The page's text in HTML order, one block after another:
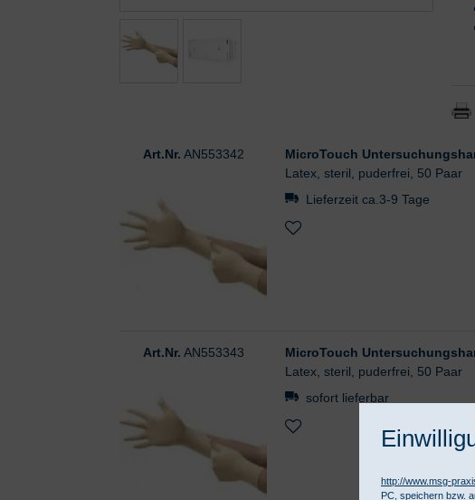
Art.Nr. AN553342
MicroTouch
Latex, steril, puderfrei, 50 Paar
Lieferzeit ca.3-9 Tage
Art.Nr. AN553343
MicroTouch
Latex, steril, puderfrei, 50 Paar
sofort lieferbar
http://www.msg-
PC, speichern bzw.